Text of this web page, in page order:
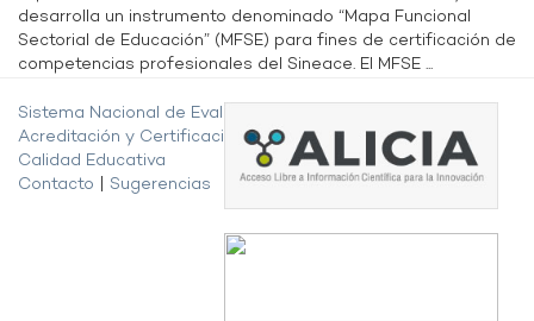
desarrolla un instrumento denominado “Mapa Funcional
Sectorial de Educación” (MFSE) para fines de certificación de
competencias profesionales del Sineace. El MFSE ...
Sistema Nacional de Evaluación,
Acreditación y Certificación de la
Calidad Educativa
Contacto
Sugerencias